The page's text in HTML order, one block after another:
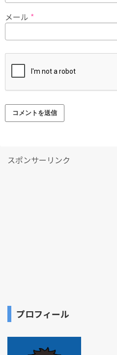
メール *
スポンサーリンク
プロフィール